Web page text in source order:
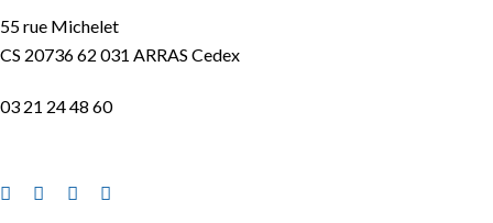
55 rue Michelet
CS 20736 62 031 ARRAS Cedex
03 21 24 48 60